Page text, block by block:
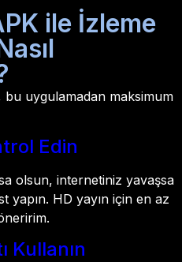
ile İzleme
uygulamadan maksimum
Edin
olsun, internetiniz yavaşsa
yapın. HD yayın için en az
Kullanın